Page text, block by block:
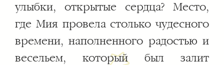
улыбки, открытые сердца? Место,
где Мия провела столько чудесного
времени, наполненного радостью и
весельем, который был залит